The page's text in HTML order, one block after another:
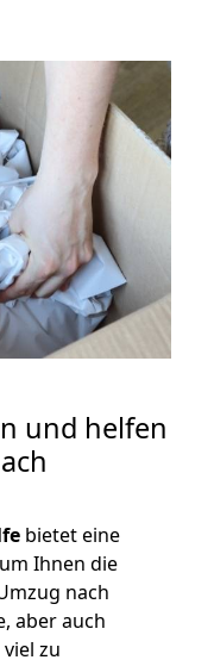
und helfen
bietet eine
Ihnen die
nach
aber auch
zu